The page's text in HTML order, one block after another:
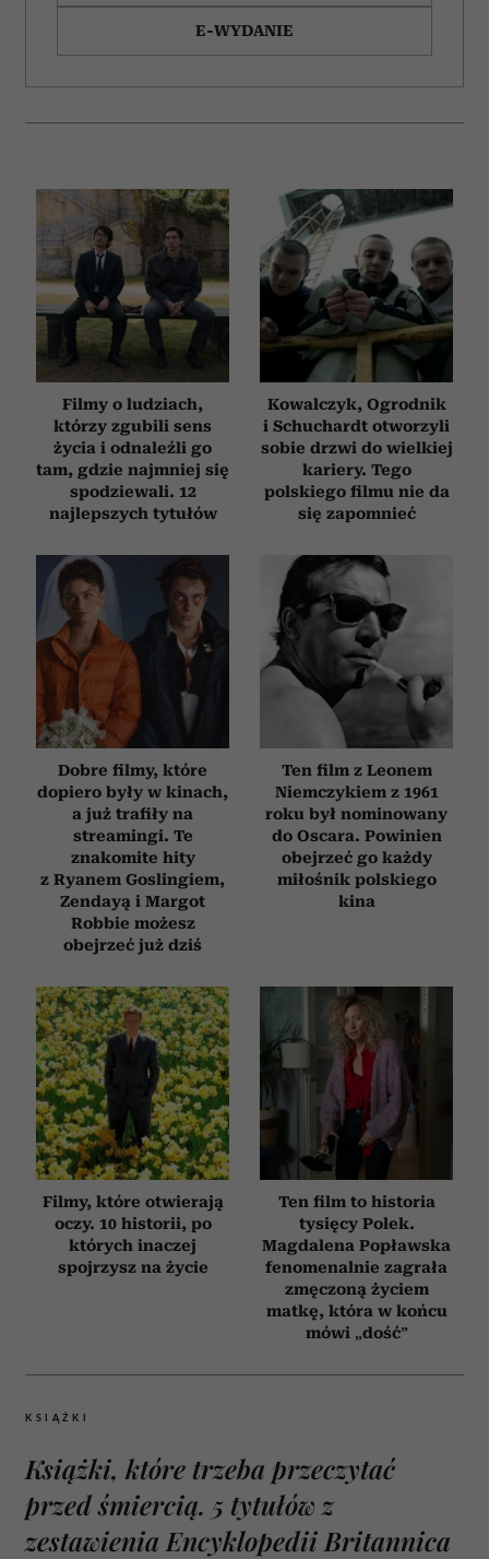
E-WYDANIE
Filmy o ludziach,
którzy zgubili sens
życia i odnaleźli go
tam, gdzie najmniej się
spodziewali. 12
najlepszych tytułów
Kowalczyk, Ogrodnik
i Schuchardt otworzyli
sobie drzwi do wielkiej
kariery. Tego
polskiego filmu nie da
się zapomnieć
Dobre filmy, które
dopiero były w kinach,
a już trafiły na
streamingi. Te
znakomite hity
z Ryanem Goslingiem,
Zendayą i Margot
Robbie możesz
obejrzeć już dziś
Ten film z Leonem
Niemczykiem z 1961
roku był nominowany
do Oscara. Powinien
obejrzeć go każdy
miłośnik polskiego
kina
Filmy, które otwierają
oczy. 10 historii, po
których inaczej
spojrzysz na życie
Ten film to historia
tysięcy Polek.
Magdalena Popławska
fenomenalnie zagrała
zmęczoną życiem
matkę, która w końcu
mówi „dość”
KSIĄŻKI
Książki, które trzeba przeczytać
przed śmiercią. 5 tytułów z
zestawienia Encyklopedii Britannica